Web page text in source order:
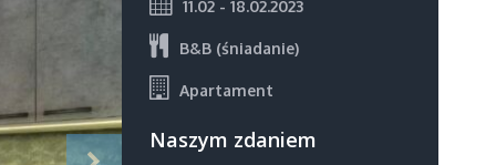
11.02 - 18.02.2023
B&B (śniadanie)
Apartament
Naszym zdaniem